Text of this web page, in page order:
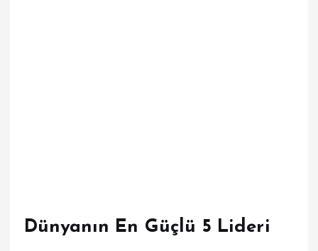
Dünyanın En Güçlü 5 Lideri